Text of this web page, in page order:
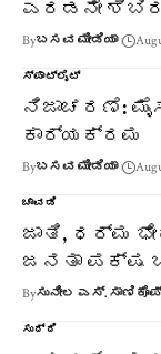
ಎರಡನೇ ಶಿಬಿರ
Byಬಸವ ಮೀಡಿಯಾ
ಸ್ಪಾಟ್‌ಲೈಟ್
ನಿಜಾಚರಣೆ:
ಕಾರ್ಯಕ್ರಮ
Byಬಸವ ಮೀಡಿಯಾ
ಚಾವಡಿ
ಜಾತಿ, ಧರ್ಮ
ಜನತಾ ಪಕ್ಷ
Byಸುನೀಲ ಎಸ್.
ಸುದ್ದಿ